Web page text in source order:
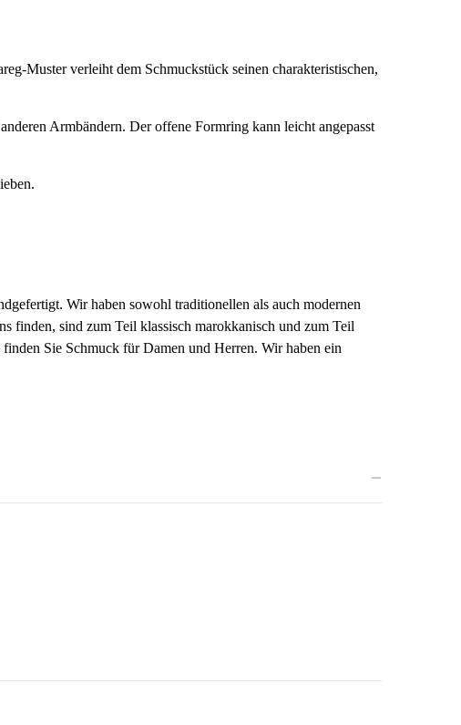
Muster verleiht dem Schmuckstück seinen charakteristischen,
Armbändern. Der offene Formring kann leicht angepasst
Wir haben sowohl traditionellen als auch modernen
finden, sind zum Teil klassisch marokkanisch und zum Teil
Sie Schmuck für Damen und Herren. Wir haben ein